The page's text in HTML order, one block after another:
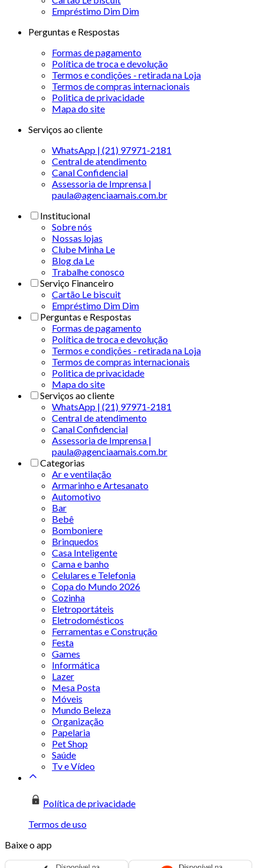
Empréstimo Dim Dim
Perguntas e Respostas
Formas de pagamento
Política de troca e devolução
Termos e condições - retirada na Loja
Termos de compras internacionais
Politica de privacidade
Mapa do site
Serviços ao cliente
WhatsApp | (21) 97971-2181
Central de atendimento
Canal Confidencial
Assessoria de Imprensa |
paula@agenciaamais.com.br
Institucional
Sobre nós
Nossas lojas
Clube Minha Le
Blog da Le
Trabalhe conosco
Serviço Financeiro
Cartão Le biscuit
Empréstimo Dim Dim
Perguntas e Respostas
Formas de pagamento
Política de troca e devolução
Termos e condições - retirada na Loja
Termos de compras internacionais
Politica de privacidade
Mapa do site
Serviços ao cliente
WhatsApp | (21) 97971-2181
Central de atendimento
Canal Confidencial
Assessoria de Imprensa |
paula@agenciaamais.com.br
Categorias
Ar e ventilação
Armarinho e Artesanato
Automotivo
Bar
Bebê
Bomboniere
Brinquedos
Casa Inteligente
Cama e banho
Celulares e Telefonia
Copa do Mundo 2026
Cozinha
Eletroportáteis
Eletrodomésticos
Ferramentas e Construção
Festa
Games
Informática
Lazer
Mesa Posta
Móveis
Mundo Beleza
Organização
Papelaria
Pet Shop
Saúde
Tv e Vídeo
Política de privacidade
Termos de uso
Baixe o app